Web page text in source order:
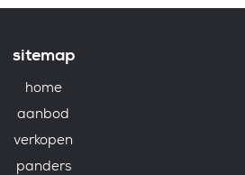
sitemap
home
aanbod
verkopen
panders